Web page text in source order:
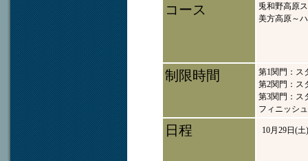
コース
兎和野高原
美方高原～
制限時間
第1関門：ス
第2関門：ス
第3関門：ス
フィニッシ
日程 10月29日(土)